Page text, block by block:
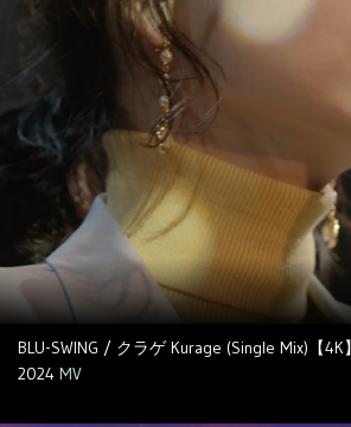
BLU-SWING / クラゲ Kurage (Single Mix)【4K】
2024 MV